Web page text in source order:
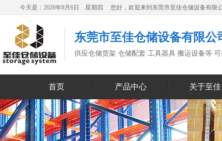
今天是：2026年8月6日 星期四 您好，欢迎来到东莞市至佳仓储设备有限
东莞市至佳仓储设备有限公
供应仓储货架 仓储配套 工具器具 搬运设备等
首页 产品中心 关于至佳